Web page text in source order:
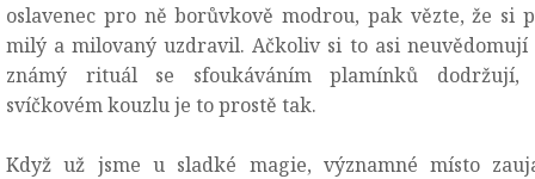
oslavenec pro ně borůvkově modrou, pak vězte, že si
milý a milovaný uzdravil. Ačkoliv si to asi
známý rituál se sfoukáváním plamínků dodržují,
svíčkovém kouzlu je to prostě tak.
Když už jsme u sladké magie, významné místo